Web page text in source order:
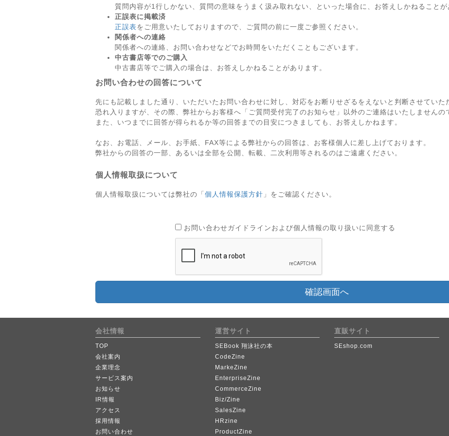
質問内容が1行しかない、質問の意味をうまく汲み取れない、といった場合に、お答えしかねることが
正誤表に掲載済
正誤表をご用意いたしておりますので、ご質問の前に一度ご参照ください。
関係者への連絡
関係者への連絡、お問い合わせなどでお時間をいただくこともございます。
中古書店等でのご購入
中古書店等でご購入の場合は、お答えしかねることがあります。
お問い合わせの回答について
先にも記載しました通り、いただいたお問い合わせに対し、対応をお断りせざるをえないと判断させていた
恐れ入りますが、その際、弊社からお客様へ「ご質問受付完了のお知らせ」以外のご連絡はいたしませんの
また、いつまでに回答が得られるか等の回答までの目安につきましても、お答えしかねます。
なお、お電話、メール、お手紙、FAX等による弊社からの回答は、お客様個人に差し上げております。
弊社からの回答の一部、あるいは全部を公開、転載、二次利用等されるのはご遠慮ください。
個人情報取扱について
個人情報取扱については弊社の「個人情報保護方針 」をご確認ください。
お問い合わせガイドラインおよび個人情報の取り扱いに同意する
確認画面へ
会社情報
TOP
会社案内
企業理念
サービス案内
お知らせ
IR情報
アクセス
採用情報
お問い合わせ
運営サイト
SEBook 翔泳社の本
CodeZine
MarkeZine
EnterpriseZine
CommerceZine
Biz/Zine
SalesZine
HRzine
ProductZine
直販サイト
SEshop.com